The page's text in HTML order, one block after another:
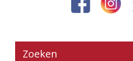
Zoeken